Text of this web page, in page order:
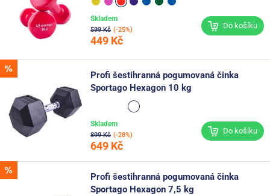
599 Kč (-25%)
449 Kč
Skladem
Do košíku
Profi šestihranná pogumovaná činka
Sportago Hexagon 10 kg
899 Kč (-28%)
649 Kč
Skladem
Do košíku
Profi šestihranná pogumovaná činka
Sportago Hexagon 7,5 kg